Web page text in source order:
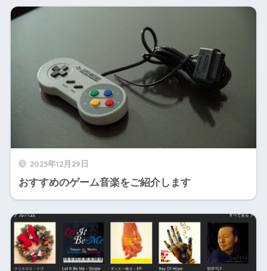
2023年12月29日
おすすめのゲーム音楽をご紹介します